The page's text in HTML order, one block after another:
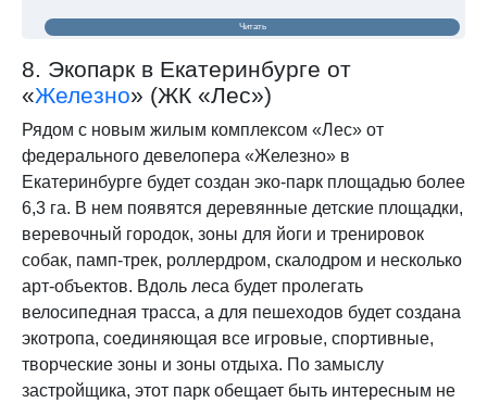
Читать
8. Экопарк в Екатеринбурге от
«Железно» (ЖК «Лес»)
Рядом с новым жилым комплексом «Лес» от
федерального девелопера «Железно» в
Екатеринбурге будет создан эко-парк площадью более
6,3 га. В нем появятся деревянные детские площадки,
веревочный городок, зоны для йоги и тренировок
собак, памп-трек, роллердром, скалодром и несколько
арт-объектов. Вдоль леса будет пролегать
велосипедная трасса, а для пешеходов будет создана
экотропа, соединяющая все игровые, спортивные,
творческие зоны и зоны отдыха. По замыслу
застройщика, этот парк обещает быть интересным не